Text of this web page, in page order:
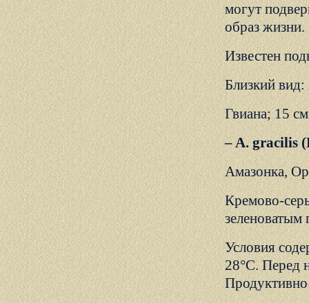
могут
образ жизни.
Известен
Близкий
Гвиана; 15
– A. gracilis
Амазонка,
Кремово-
зеленоватым
Условия
28°С. Перед